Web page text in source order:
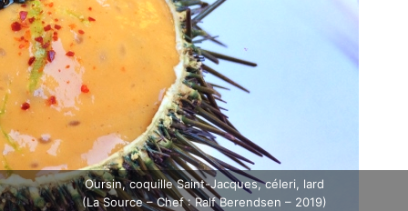
Oursin, coquille Saint-Jacques, céleri, lard
(La Source – Chef : Ralf Berendsen – 2019)